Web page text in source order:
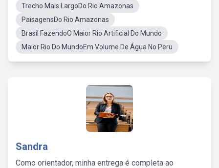
Trecho Mais LargoDo Rio Amazonas
PaisagensDo Rio Amazonas
Brasil FazendoO Maior Rio Artificial Do Mundo
Maior Rio Do MundoEm Volume De Água No Peru
Sandra
Como orientador, minha entrega é completa ao